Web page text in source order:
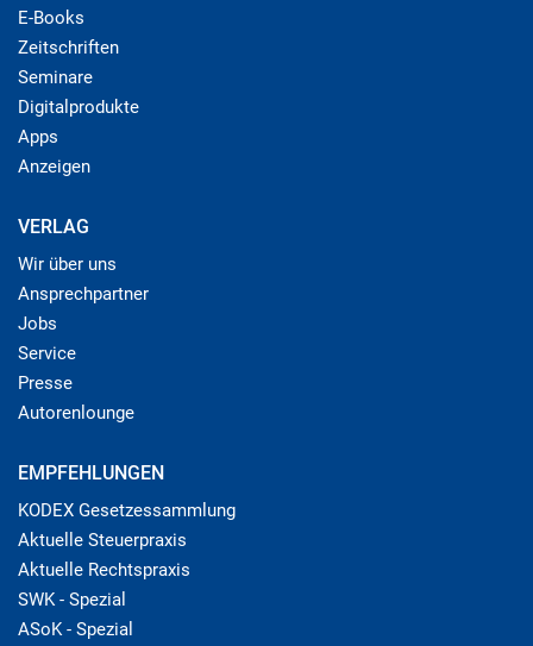
E-Books
Zeitschriften
Seminare
Digitalprodukte
Apps
Anzeigen
VERLAG
Wir über uns
Ansprechpartner
Jobs
Service
Presse
Autorenlounge
EMPFEHLUNGEN
KODEX Gesetzessammlung
Aktuelle Steuerpraxis
Aktuelle Rechtspraxis
SWK - Spezial
ASoK - Spezial